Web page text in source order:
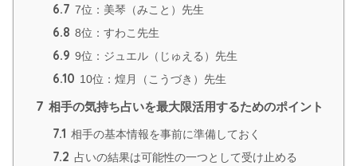
6.7 7位：美琴（みこと）先生
6.8 8位：すわこ先生
6.9 9位：ジュエル（じゅえる）先生
6.10 10位：煌月（こうづき）先生
7 相手の気持ち占いを最大限活用するためのポイント
7.1 相手の基本情報を事前に準備しておく
7.2 占いの結果は可能性の一つとして受け止める